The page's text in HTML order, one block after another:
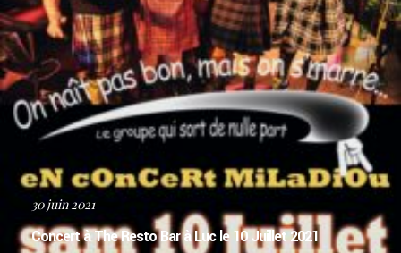
30 juin 2021
Concert à The Resto Bar à Luc le 10 Juillet 2021